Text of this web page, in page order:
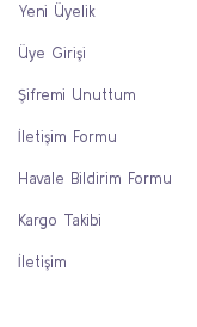
Yeni Üyelik
Üye Girişi
Şifremi Unuttum
İletişim Formu
Havale Bildirim Formu
Kargo Takibi
İletişim